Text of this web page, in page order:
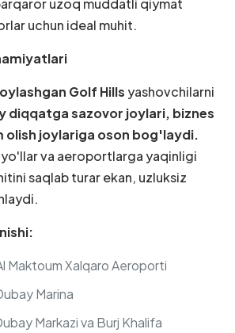
uzoq muddatli qiymat
uchun ideal muhit.
Golf Hillsyashovchilarni
diqqatga sazovor joylari, biznes
olish joylariga oson bog'laydi.
va aeroportlarga yaqinligi
saqlab turar ekan, uzluksiz
Maktoum Xalqaro Aeroporti
Marina
Markazi va Burj Khalifa